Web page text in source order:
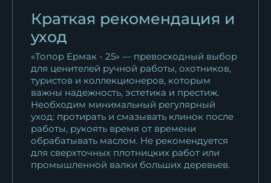
Краткая рекомендация и
уход
«Топор Ермак - 25» — превосходный выбор
для ценителей ручной работы, охотников,
туристов и коллекционеров, которым
важны надежность, эстетика и престиж.
Необходим минимальный регулярный
уход: протирать и смазывать клинок после
работы, рукоять время от времени
обрабатывать маслом. Не рекомендуется
для сверхточных плотницких работ или
промышленной валки больших деревьев.